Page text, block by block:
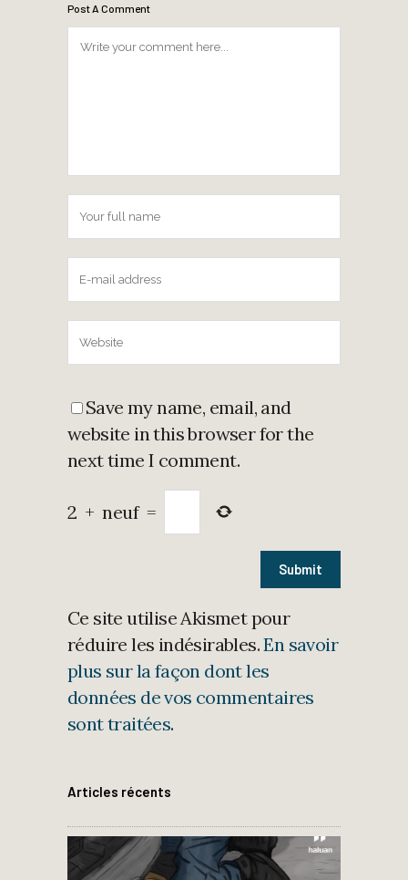
Post A Comment
Save my name, email, and
website in this browser for the
next time I comment.
2 + neuf =
Ce site utilise Akismet pour
réduire les indésirables.En savoir
plus sur la façon dont les
données de vos commentaires
sont traitées.
Articles récents